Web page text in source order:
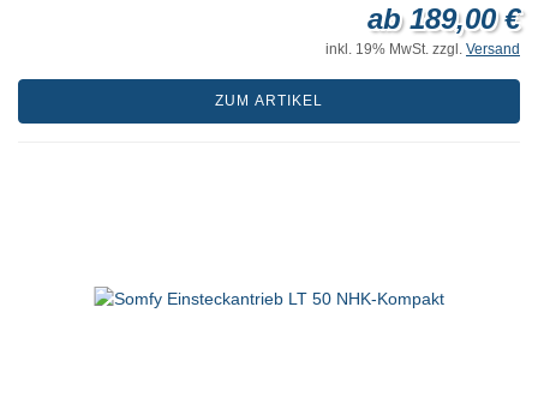
ab 189,00 €
inkl. 19% MwSt. zzgl. Versand
ZUM ARTIKEL